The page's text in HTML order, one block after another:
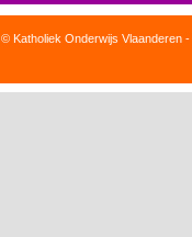
© Katholiek Onderwijs Vlaanderen